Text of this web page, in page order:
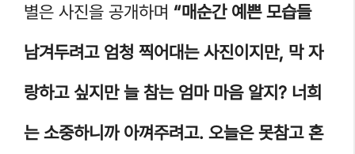
별은 사진을 공개하며 “매순간 예쁜 모습들
남겨두려고 엄청 찍어대는 사진이지만, 막 자
랑하고 싶지만 늘 참는 엄마 마음 알지? 너희
는 소중하니까 아껴주려고. 오늘은 못참고 혼